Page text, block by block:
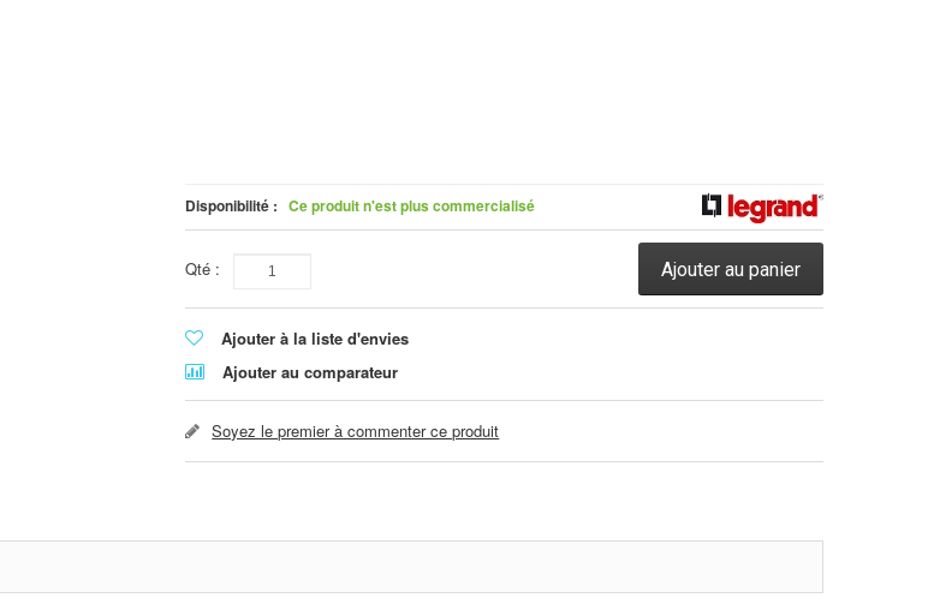
Disponibilité : Ce produit n'est plus commercialisé
Qté : Ajouter au panier
Ajouter à la liste d'envies
Ajouter au comparateur
Soyez le premier à commenter ce produit